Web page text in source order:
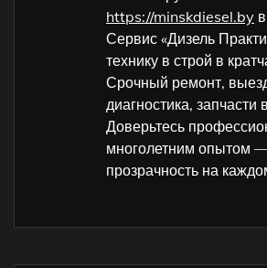
https://minskdiesel.by
Сервис «Дизель
технику в строй в
Срочный ремонт,
диагностика, запчасти
Доверьтесь
многолетним опытом
прозрачность на